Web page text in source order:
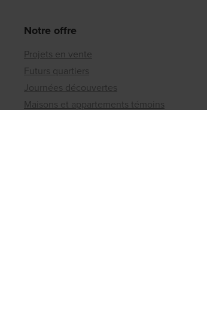
Notre offre
Projets en vente
Futurs quartiers
Journées découvertes
Maisons et appartements témoins